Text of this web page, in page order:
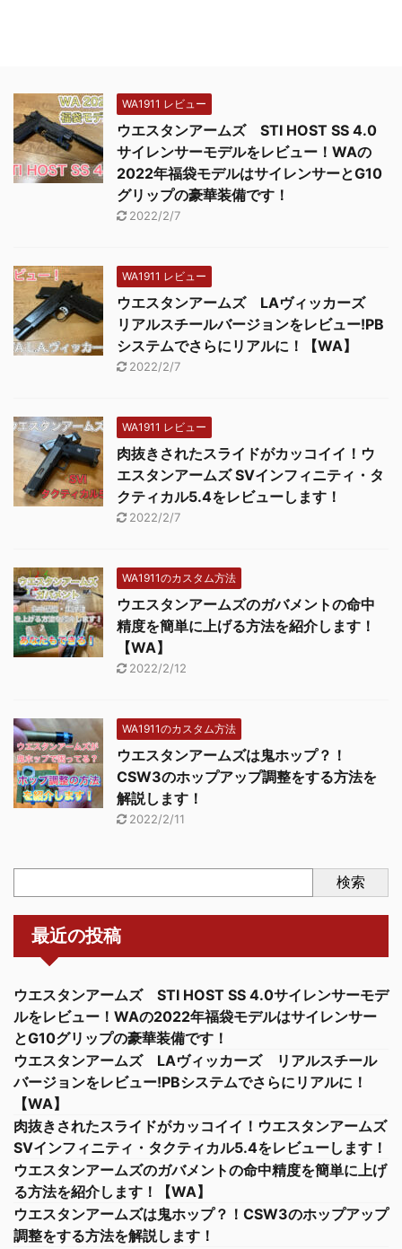
WA1911 レビュー
ウエスタンアームズ STI HOST SS 4.0
サイレンサーモデルをレビュー！WAの
2022年福袋モデルはサイレンサーとG10
グリップの豪華装備です！
2022/2/7
WA1911 レビュー
ウエスタンアームズ LAヴィッカーズ
リアルスチールバージョンをレビュー!PB
システムでさらにリアルに！【WA】
2022/2/7
WA1911 レビュー
肉抜きされたスライドがカッコイイ！ウ
エスタンアームズ SVインフィニティ・タ
クティカル5.4をレビューします！
2022/2/7
WA1911のカスタム方法
ウエスタンアームズのガバメントの命中
精度を簡単に上げる方法を紹介します！
【WA】
2022/2/12
WA1911のカスタム方法
ウエスタンアームズは鬼ホップ？！
CSW3のホップアップ調整をする方法を
解説します！
2022/2/11
検索
最近の投稿
ウエスタンアームズ STI HOST SS 4.0サイレンサーモデ
ルをレビュー！WAの2022年福袋モデルはサイレンサー
とG10グリップの豪華装備です！
ウエスタンアームズ LAヴィッカーズ リアルスチール
バージョンをレビュー!PBシステムでさらにリアルに！
【WA】
肉抜きされたスライドがカッコイイ！ウエスタンアームズ
SVインフィニティ・タクティカル5.4をレビューします！
ウエスタンアームズのガバメントの命中精度を簡単に上げ
る方法を紹介します！【WA】
ウエスタンアームズは鬼ホップ？！CSW3のホップアップ
調整をする方法を解説します！